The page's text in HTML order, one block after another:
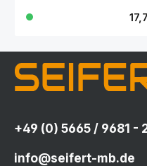
+49 (0) 5665 / 9681 -
info@seifert-mb.de